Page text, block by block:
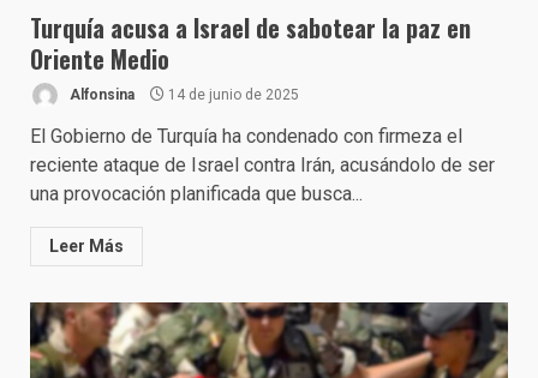
Turquía acusa a Israel de sabotear la paz en
Oriente Medio
Alfonsina 14 de junio de 2025
El Gobierno de Turquía ha condenado con firmeza el
reciente ataque de Israel contra Irán, acusándolo de ser
una provocación planificada que busca...
Leer Más